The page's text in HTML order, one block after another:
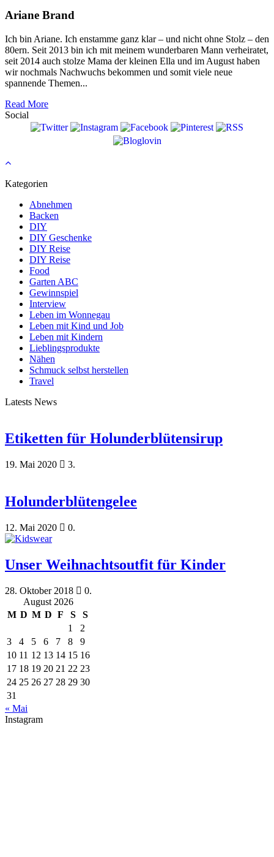
Ariane Brand
Ich bin Ariane. Ich enstamme ganz klar – und nicht ohne Stolz – den
80ern. Seit 2013 bin ich mit meinem wunderbaren Mann verheiratet,
seit 2014 auch stolze Mama der kleinen Ella und im August haben
wir nochmals Nachwuchs bekommen und somit viele neue
spannende Themen...
Read More
Social
Kategorien
Abnehmen
Backen
DIY
DIY Geschenke
DIY Reise
DIY Reise
Food
Garten ABC
Gewinnspiel
Interview
Leben im Wonnegau
Leben mit Kind und Job
Leben mit Kindern
Lieblingsprodukte
Nähen
Schmuck selbst herstellen
Travel
Latests News
Etiketten für Holunderblütensirup
19. Mai 2020 3.
Holunderblütengelee
12. Mai 2020 0.
Unser Weihnachtsoutfit für Kinder
28. Oktober 2018
0.
August 2026
M D M D F S
S
1
2
3
4 5 6 7 8
9
10 11 12 13 14 15 16
17 18 19 20 21 22 23
24 25 26 27 28 29 30
31
« Mai
Instagram